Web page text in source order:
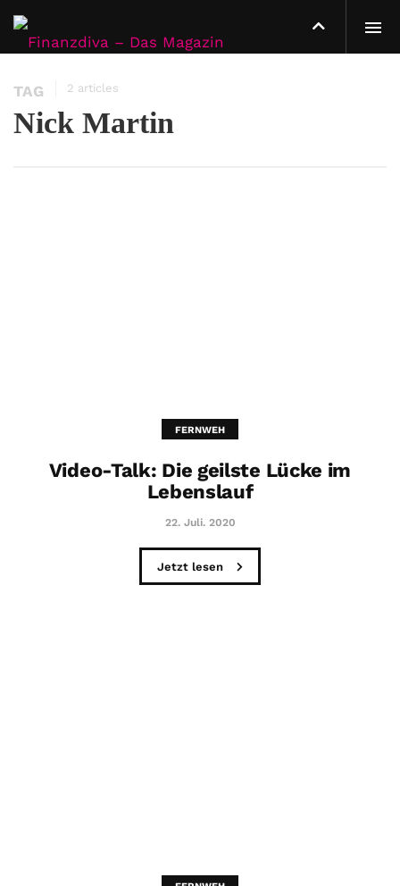
TAG 2 articles
Nick Martin
FERNWEH
Video-Talk: Die geilste Lücke im
Lebenslauf
22. Juli. 2020
Jetzt lesen